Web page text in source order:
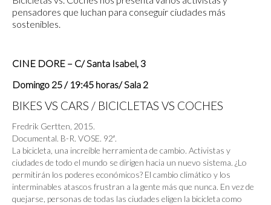
pensadores que luchan para conseguir ciudades más
sostenibles.
CINE DORE – C/ Santa Isabel, 3
Domingo 25 / 19:45 horas/ Sala 2
BIKES VS CARS / BICICLETAS VS COCHES
Fredrik Gertten, 2015.
Documental. B-R. VOSE. 92′.
La bicicleta, una increíble herramienta de cambio. Activistas y
ciudades de todo el mundo se dirigen hacia un nuevo sistema. ¿Lo
permitirán los poderes económicos? El cambio climático y los
interminables atascos frustran a la gente más que nunca. En vez de
quejarse, personas de todas las ciudades eligen la bicicleta como